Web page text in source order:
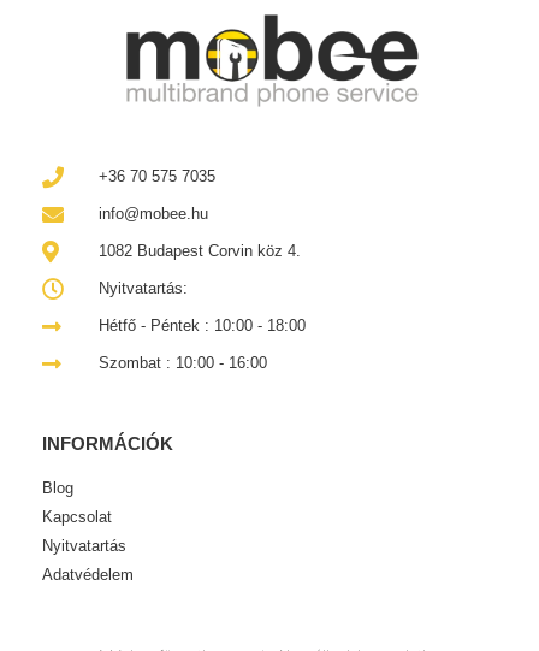
+36 70 575 7035
info@mobee.hu
1082 Budapest Corvin köz 4.
Nyitvatartás:
Hétfő - Péntek : 10:00 - 18:00
Szombat : 10:00 - 16:00
INFORMÁCIÓK
Blog
Kapcsolat
Nyitvatartás
Adatvédelem